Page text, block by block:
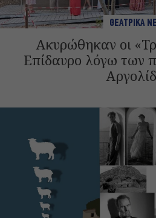
ΘΕΑΤΡΙΚΑ
Ακυρώθηκαν οι
Επίδαυρο λόγω των